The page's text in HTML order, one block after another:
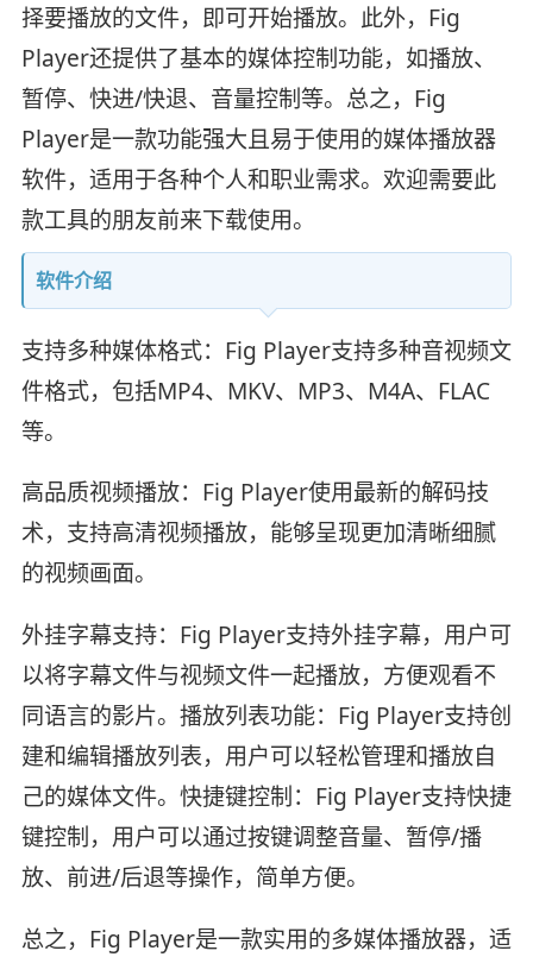
择要播放的文件，即可开始播放。此外，Fig
Player还提供了基本的媒体控制功能，如播放、
暂停、快进/快退、音量控制等。总之，Fig
Player是一款功能强大且易于使用的媒体播放器
软件，适用于各种个人和职业需求。欢迎需要此
款工具的朋友前来下载使用。
软件介绍
支持多种媒体格式：Fig Player支持多种音视频文
件格式，包括MP4、MKV、MP3、M4A、FLAC
等。
高品质视频播放：Fig Player使用最新的解码技
术，支持高清视频播放，能够呈现更加清晰细腻
的视频画面。
外挂字幕支持：Fig Player支持外挂字幕，用户可
以将字幕文件与视频文件一起播放，方便观看不
同语言的影片。播放列表功能：Fig Player支持创
建和编辑播放列表，用户可以轻松管理和播放自
己的媒体文件。快捷键控制：Fig Player支持快捷
键控制，用户可以通过按键调整音量、暂停/播
放、前进/后退等操作，简单方便。
总之，Fig Player是一款实用的多媒体播放器，适